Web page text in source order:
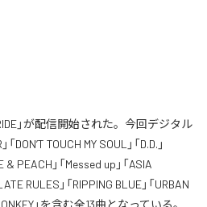
」が配信開始された。今回デジタル
TOUCH MY SOUL」「D.D.」
& PEACH」「Messed up」「ASIA
RULES」「RIPPING BLUE」「URBAN